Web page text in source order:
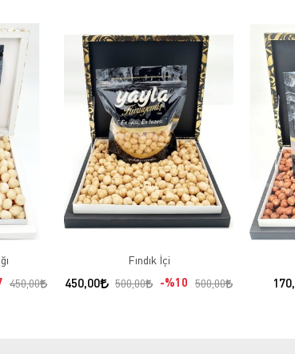
450,00
Fındık İçi
450,00 500,00 %10 500,00